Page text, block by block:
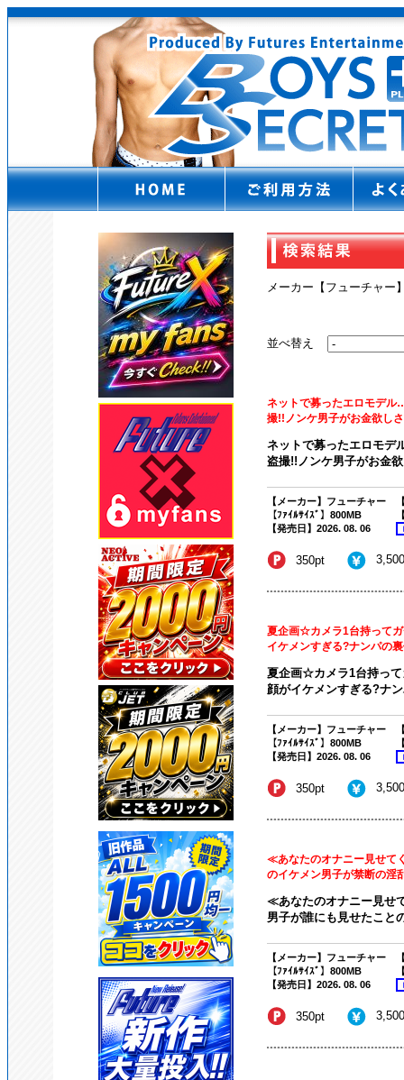
メーカー【フューチャ
並べ替え
ネットで募ったエロモデ
撮!!ノンケ男子がお金欲し
ネットで募ったエロモデ
盗撮!!ノンケ男子がお金
【メーカー】フューチャー
【ﾌｧｲﾙｻｲｽﾞ】800MB
【発売日】2026. 08. 06
350pt
夏企画☆カメラ1台持って
イケメンすぎる?ナンパの
夏企画☆カメラ1台持っ
顔がイケメンすぎる?ナ
【メーカー】フューチャー
【ﾌｧｲﾙｻｲｽﾞ】800MB
【発売日】2026. 08. 06
350pt
≪あなたのオナニー見せて
のイケメン男子が禁断の淫
≪あなたのオナニー見せ
男子が誰にも見せたこと
【メーカー】フューチャー
【ﾌｧｲﾙｻｲｽﾞ】800MB
【発売日】2026. 08. 06
350pt